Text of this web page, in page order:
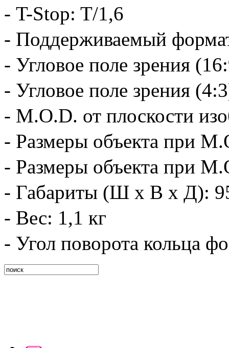
- T-Stop: T/1,6
- Поддерживаемый
- Угловое поле зрения
- Угловое поле зрения
- M.O.D. от плоскости
- Размеры объекта при
- Размеры объекта при
- Габариты (Ш x В x Д):
- Вес: 1,1 кг
- Угол поворота кольца